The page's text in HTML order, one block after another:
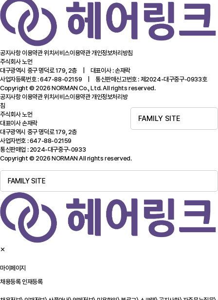
공지사항이용약관위치서비스이용약관개인정보처리방침
주식회사 노먼
대구광역시 중구 명덕로 179, 2층 | 대표이사 : 손재락
사업자등록번호 : 647-88-02159 | 통신판매신고번호 : 제2024-대구중구-0933호
Copyright © 2026 NORMAN Co., Ltd. All rights reserved.
FAMILY SITE
공지사항이용약관위치서비스이용약관개인정보처리방
침
주식회사 노먼
대표이사 손재락
대구광역시 중구 명덕로 179, 2층
사업자번호 : 647-88-02159
통신판매업 : 2024-대구중구-0933
Copyright © 2026 NORMAN All rights reserved.
FAMILY SITE
✕
마이페이지
채용등록인재등록